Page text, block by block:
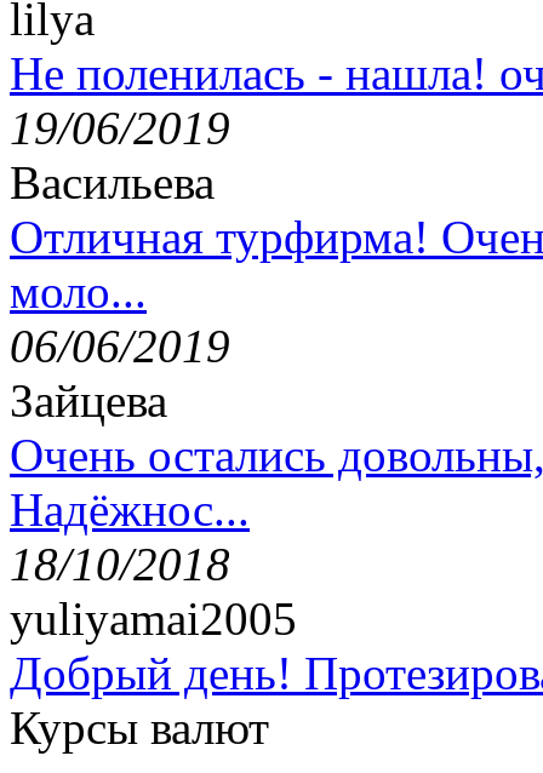
lilya
Не поленилась - нашла!
19/06/2019
Васильева
Отличная турфирма!
моло...
06/06/2019
Зайцева
Очень остались
Надёжнос...
18/10/2018
yuliyamai2005
Добрый день!
Курсы валют